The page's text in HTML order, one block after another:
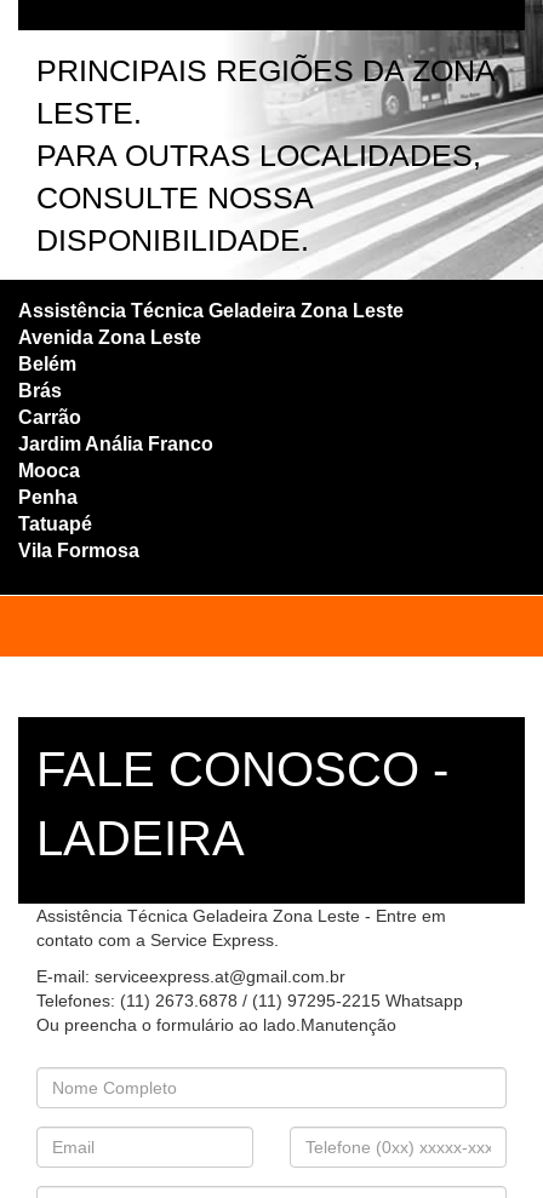
PRINCIPAIS REGIÕES DA ZONA
LESTE.
PARA OUTRAS LOCALIDADES,
CONSULTE NOSSA
DISPONIBILIDADE.
Assistência Técnica Geladeira Zona Leste
Avenida Zona Leste
Belém
Brás
Carrão
Jardim Anália Franco
Mooca
Penha
Tatuapé
Vila Formosa
FALE CONOSCO -
LADEIRA
Assistência Técnica Geladeira Zona Leste - Entre em
contato com a Service Express.
E-mail: serviceexpress.at@gmail.com.br
Telefones: (11) 2673.6878 / (11) 97295-2215 Whatsapp
Ou preencha o formulário ao lado.Manutenção